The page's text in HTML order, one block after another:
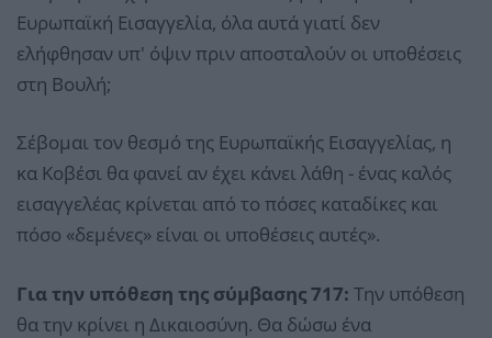
Ευρωπαϊκή Εισαγγελία, όλα αυτά γιατί δεν
ελήφθησαν υπ' όψιν πριν αποσταλούν οι υποθέσεις
στη Βουλή;
Σέβομαι τον θεσμό της Ευρωπαϊκής Εισαγγελίας, η
κα Κοβέσι θα φανεί αν έχει κάνει λάθη - ένας καλός
εισαγγελέας κρίνεται από το πόσες καταδίκες και
πόσο «δεμένες» είναι οι υποθέσεις αυτές».
Για την υπόθεση της σύμβασης 717: Την υπόθεση
θα την κρίνει η Δικαιοσύνη. Θα δώσω ένα